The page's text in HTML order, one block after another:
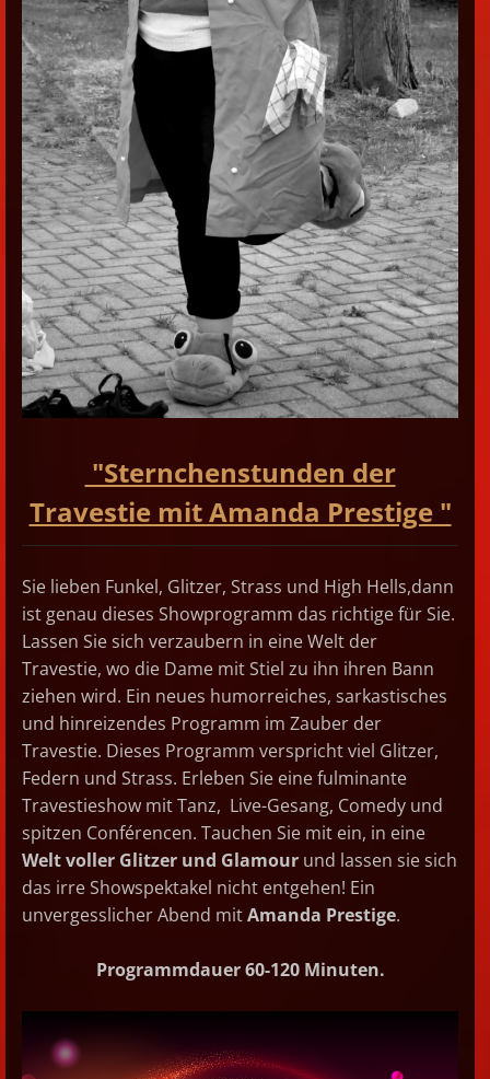
"Sternchenstunden der
Travestie mit Amanda Prestige "
Sie lieben Funkel, Glitzer, Strass und High Hells,dann
ist genau dieses Showprogramm das richtige für Sie.
Lassen Sie sich verzaubern in eine Welt der
Travestie, wo die Dame mit Stiel zu ihn ihren Bann
ziehen wird. Ein neues humorreiches, sarkastisches
und hinreizendes Programm im Zauber der
Travestie. Dieses Programm verspricht viel Glitzer,
Federn und Strass. Erleben Sie eine fulminante
Travestieshow mit Tanz, Live-Gesang, Comedy und
spitzen Conférencen. Tauchen Sie mit ein, in eine
Welt voller Glitzer und Glamour und lassen sie sich
das irre Showspektakel nicht entgehen! Ein
unvergesslicher Abend mitAmanda Prestige.
Programmdauer 60-120 Minuten.